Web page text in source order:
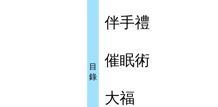
目
錄
伴手禮
催眠術
大福